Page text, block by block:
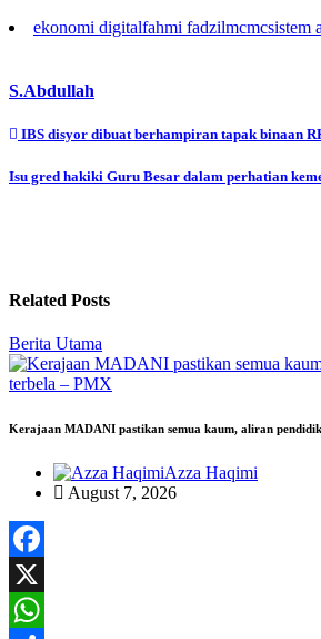
ekonomi digitalfahmi fadzilmcmcsistem
S.Abdullah
Post
navigation
IBS disyor dibuat berhampiran tapak binaan
Isu gred hakiki Guru Besar dalam perhatian
Related Posts
Berita Utama
Kerajaan MADANI pastikan semua kaum, aliran
Azza Haqimi
August 7, 2026
Facebook
X